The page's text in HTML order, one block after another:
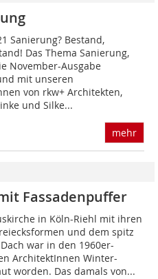
Sanierung? Bestand,
Das Thema Sanierung,
November-Ausgabe
mit unseren
von rkw+ Architekten,
und Silke...
mehr
Fassadenpuffer
in Köln-Riehl mit ihren
und dem spitz
war in den 1960er-
ArchitektInnen Winter-
worden. Das damals von...